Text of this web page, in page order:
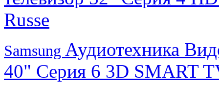
Russe
Samsung Аудиотехника
40" Серия 6 3D SMART